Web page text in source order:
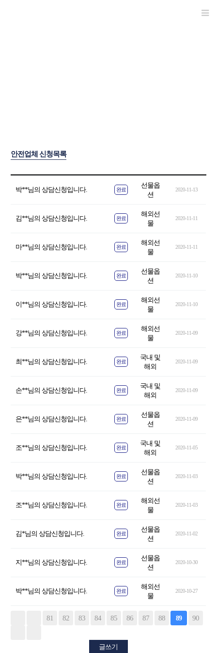
안전업체 신청목록
박**님의 상담신청입니다. 완료
선물옵
션
2020-11-13
김**님의 상담신청입니다. 완료
해외선
물
2020-11-11
마**님의 상담신청입니다. 완료
해외선
물
2020-11-11
박**님의 상담신청입니다. 완료
선물옵
션
2020-11-10
이**님의 상담신청입니다. 완료
해외선
물
2020-11-10
강**님의 상담신청입니다. 완료
해외선
물
2020-11-09
최**님의 상담신청입니다. 완료
국내 및
해외
2020-11-09
손**님의 상담신청입니다. 완료
국내 및
해외
2020-11-09
은**님의 상담신청입니다. 완료
선물옵
션
2020-11-09
조**님의 상담신청입니다. 완료
국내 및
해외
2020-11-05
박**님의 상담신청입니다. 완료
선물옵
션
2020-11-03
조**님의 상담신청입니다. 완료
해외선
물
2020-11-03
김*님의 상담신청입니다. 완료
선물옵
션
2020-11-02
지**님의 상담신청입니다. 완료
선물옵
션
2020-10-30
박**님의 상담신청입니다. 완료
해외선
물
2020-10-27
81 82 83 84 85 86 87 88 89 90
글쓰기